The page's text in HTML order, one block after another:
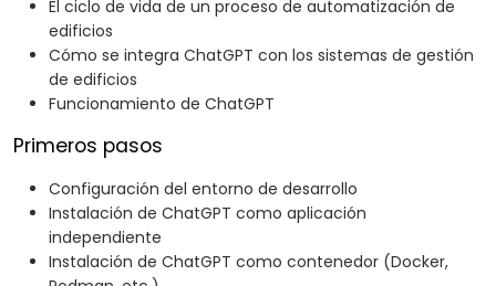
El ciclo de vida de un proceso de automatización de
edificios
Cómo se integra ChatGPT con los sistemas de gestión
de edificios
Funcionamiento de ChatGPT
Primeros pasos
Configuración del entorno de desarrollo
Instalación de ChatGPT como aplicación
independiente
Instalación de ChatGPT como contenedor (Docker,